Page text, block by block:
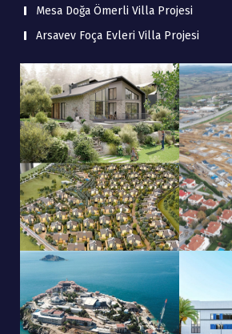
Mesa Doğa Ömerli Villa Projesi
Arsavev Foça Evleri Villa Projesi